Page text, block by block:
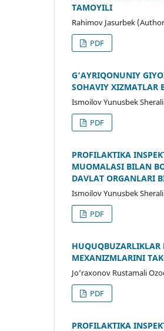
TAMOYILI
Rahimov Jasurbek
PDF
G‘AYRIQONUNIY
SOHAVIY XIZMATLAR
Ismoilov Yunusbek Sherali
PDF
PROFILAKTIKA
MUOMALASI BILAN
DAVLAT ORGANLARI
Ismoilov Yunusbek Sherali
PDF
MEXANIZMLARINI
Jo’raxonov Rustamali
PDF
PROFILAKTIKA